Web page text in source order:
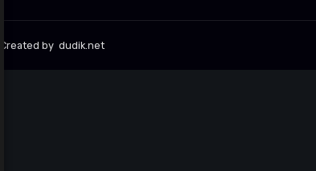
. Created by dudik.net